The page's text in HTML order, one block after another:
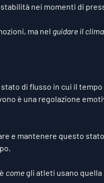
nei momenti di
ma nel guidare il
di flusso in cui il
è una regolazione
e mantenere questo
come gli atleti usano